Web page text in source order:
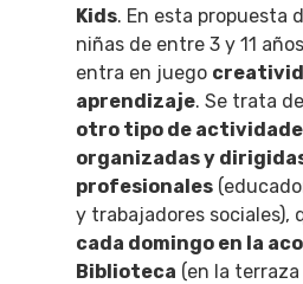
Kids. En esta propuesta
niñas de entre 3 y 11
entra en juego
aprendizaje. Se trata de
otro tipo de
organizadas y
profesionales
y trabajadores sociales),
cada domingo en la
Biblioteca (en la